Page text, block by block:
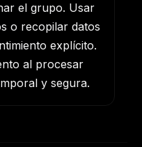
el grupo. Usar
o recopilar datos
explícito.
al procesar
y segura.